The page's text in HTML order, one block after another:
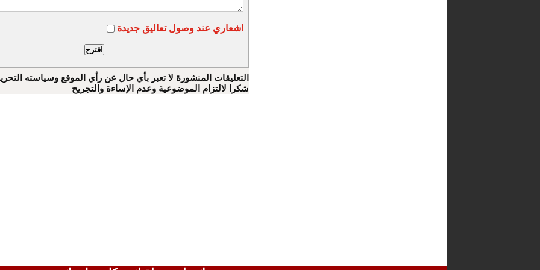
اشعاري عند وصول تعاليق جديدة
التعليقات المنشورة لا تعبر بأي حال عن رأي الموقع وسياسته
شكرا لالتزام الموضوعية وعدم الإساءة والتجريح